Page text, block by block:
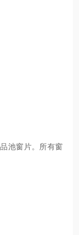
池窗片。所有窗